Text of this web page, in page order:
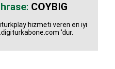
COYBIG
hizmeti veren en iyi
'dur.